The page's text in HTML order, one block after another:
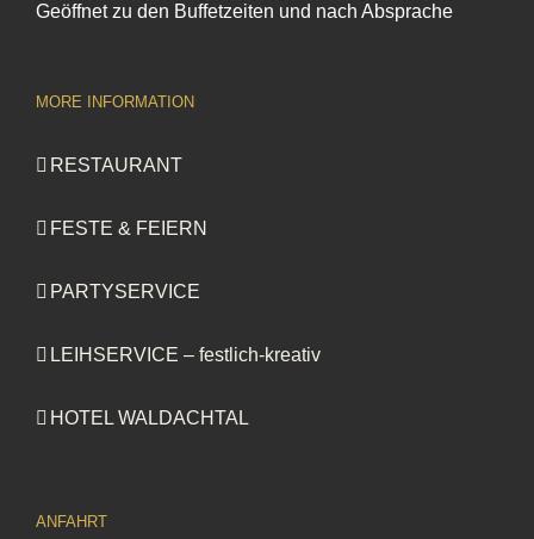
Geöffnet zu den Buffetzeiten und nach Absprache
MORE INFORMATION
RESTAURANT
FESTE & FEIERN
PARTYSERVICE
LEIHSERVICE – festlich-kreativ
HOTEL WALDACHTAL
ANFAHRT